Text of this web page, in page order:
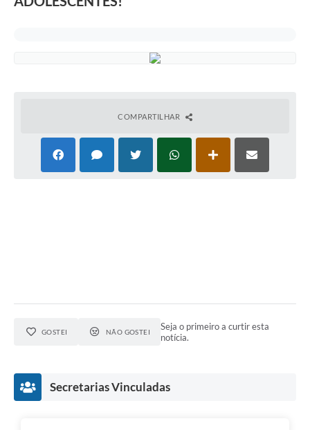
COMPARTILHAR
GOSTEI NÃO GOSTEI
Seja o primeiro a curtir esta
notícia.
Secretarias Vinculadas